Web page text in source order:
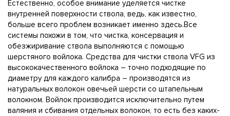
Естественно, особое внимание уделяется чистке
внутренней поверхности ствола, ведь, как известно,
больше всего проблем возникает именно здесь.Все
системы похожи в том, что чистка, консервация и
обезжиривание ствола выполняются с помощью
шерстяного войлока. Средства для чистки ствола VFG из
высококачественного войлока – точно подходящие по
диаметру для каждого калибра – производятся из
натуральных волокон овечьей шерсти со штапельным
волокном. Войлок производится исключительно путем
валяния и сбивания отдельных волокон, то есть без каких-